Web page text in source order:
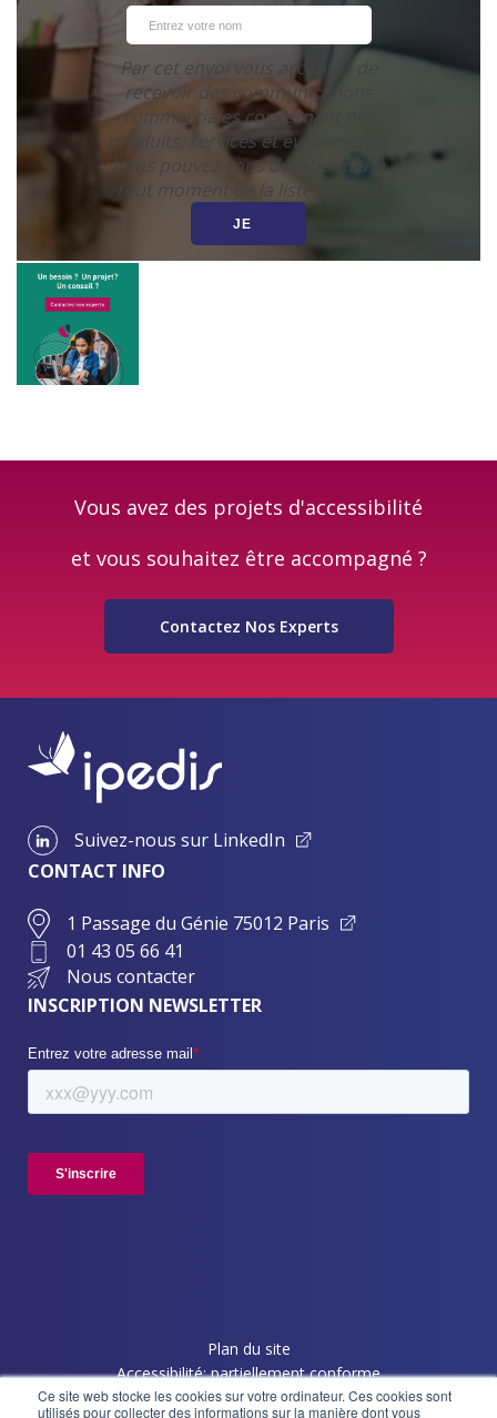
Ce site web stocke les cookies sur votre ordinateur. Ces cookies sont
utilisés pour collecter des informations sur la manière dont vous
Par cet envoi vous acceptez de
recevoir des communications
commerciales concernant nos
produits, services et évènements.
Vous pouvez vous désabonner à
tout moment de la liste d'envoi.
Vous avez des projets d'accessibilité
et vous souhaitez être accompagné ?
Contactez Nos Experts
Suivez-nous sur LinkedIn
CONTACT INFO
1 Passage du Génie 75012 Paris
01 43 05 66 41
Nous contacter
INSCRIPTION NEWSLETTER
Plan du site
Accessibilité: partiellement conforme
Politique de confidentialité